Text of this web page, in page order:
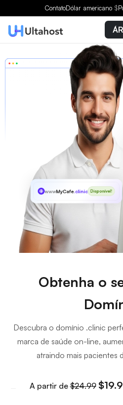
ContatoDólar americano $
wwwMyCafe.clinic Disponível!
Obtenha o
Descubra o domínio .clinic
marca de saúde on-line,
atraindo mais pacientes
A partir de$24.99